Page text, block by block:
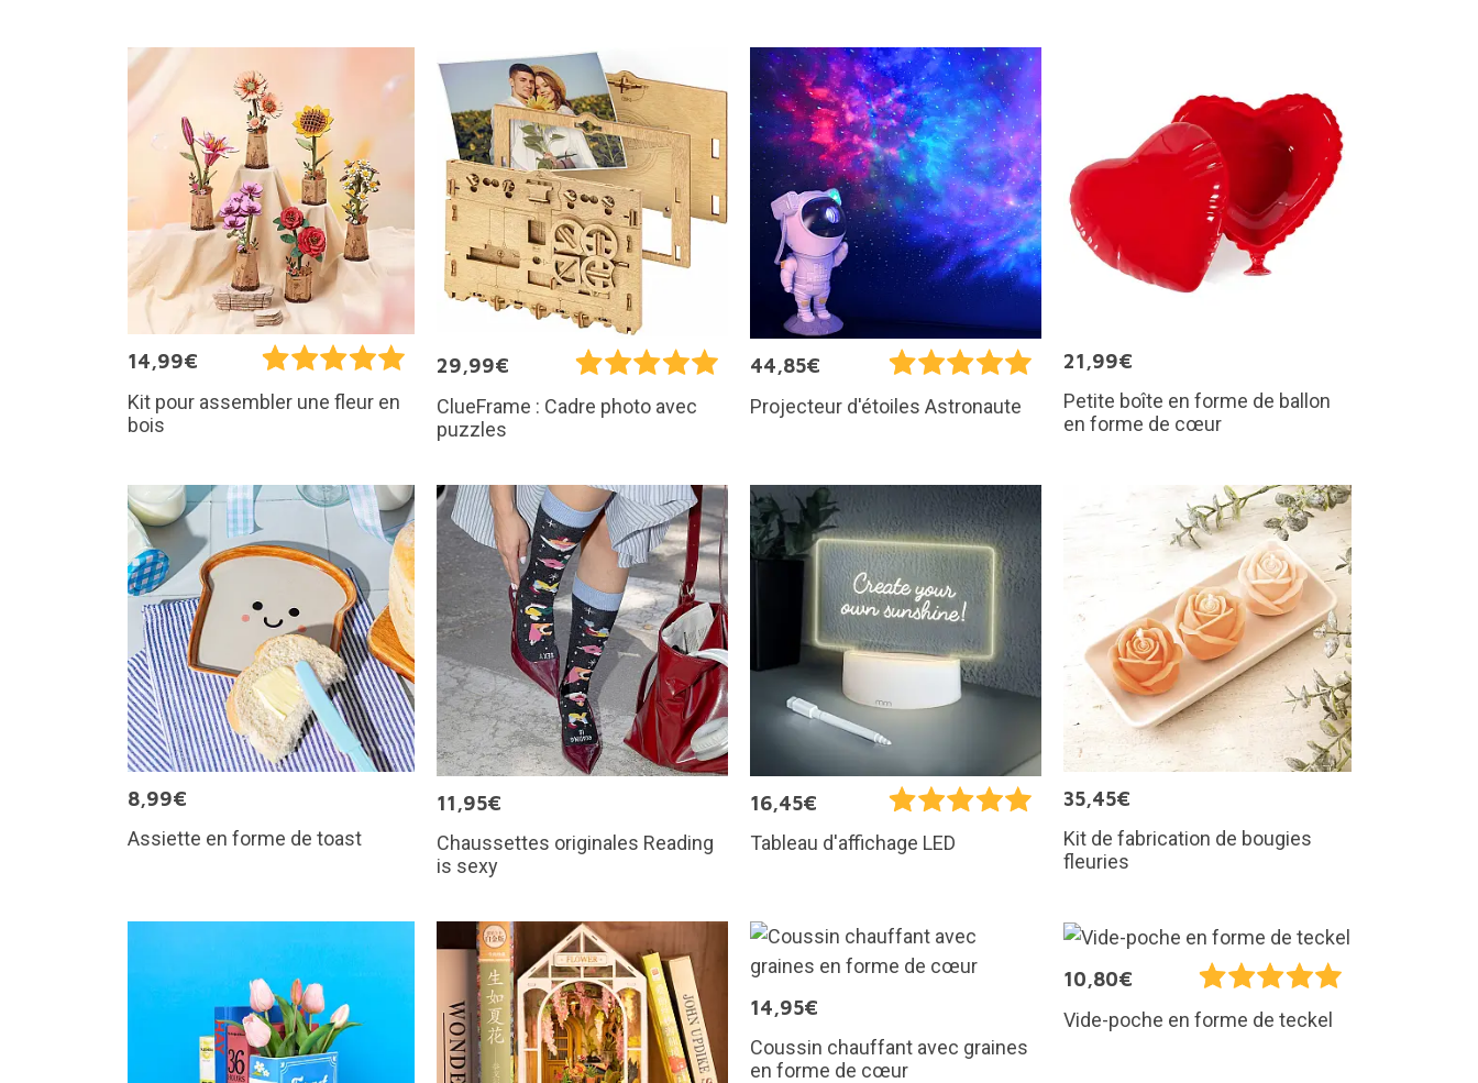
14,99€
Kit pour assembler une fleur en
bois
29,99€
ClueFrame : Cadre photo avec
puzzles
44,85€
Projecteur d'étoiles Astronaute
21,99€
Petite boîte en forme de ballon
en forme de cœur
8,99€
Assiette en forme de toast
11,95€
Chaussettes originales Reading
is sexy
16,45€
Tableau d'affichage LED
35,45€
Kit de fabrication de bougies
fleuries
14,95€
Coussin chauffant avec graines
en forme de cœur
10,80€
Vide-poche en forme de teckel